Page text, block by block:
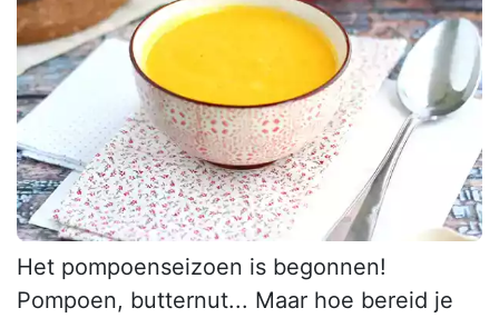
Het pompoenseizoen is begonnen!
Pompoen, butternut... Maar hoe bereid je